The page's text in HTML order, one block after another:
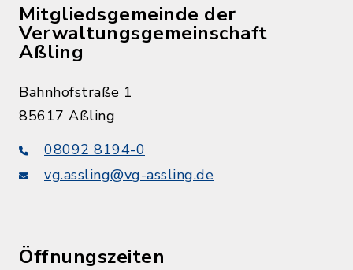
Mitgliedsgemeinde der
Verwaltungsgemeinschaft
Aßling
Bahnhofstraße 1
85617 Aßling
08092 8194-0
vg.assling@vg-assling.de
Öffnungszeiten